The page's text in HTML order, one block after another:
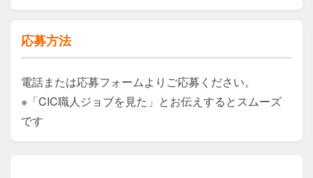
応募方法
電話または応募フォームよりご応募ください。
※「CIC職人ジョブを見た」とお伝えするとスムーズ
です